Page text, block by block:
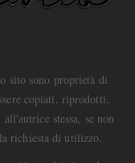
sito sono proprietà di
copiati, riprodotti,
stessa, se non
richiesta di utilizzo.